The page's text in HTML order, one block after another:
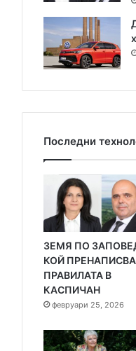
Последни
ЗЕМЯ ПО
КОЙ ПРЕНАПИСВА
ПРАВИЛАТА В
КАСПИЧАН
февруари 25, 2026